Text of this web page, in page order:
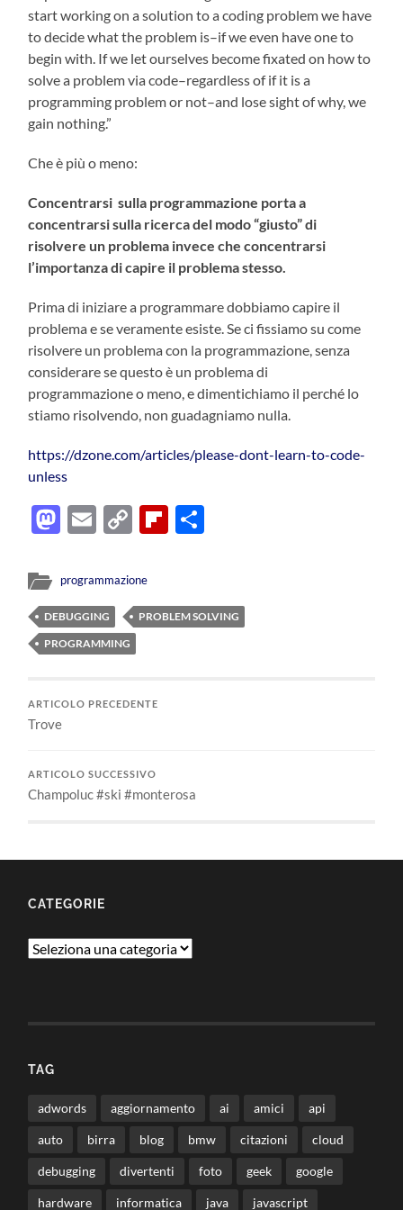
start working on a solution to a coding problem we have
to decide what the problem is–if we even have one to
begin with. If we let ourselves become fixated on how to
solve a problem via code–regardless of if it is a
programming problem or not–and lose sight of why, we
gain nothing.”
Che è più o meno:
Concentrarsi sulla programmazione porta a
concentrarsi sulla ricerca del modo “giusto” di
risolvere un problema invece che concentrarsi
l’importanza di capire il problema stesso.
Prima di iniziare a programmare dobbiamo capire il
problema e se veramente esiste. Se ci fissiamo su come
risolvere un problema con la programmazione, senza
considerare se questo è un problema di
programmazione o meno, e dimentichiamo il perché lo
stiamo risolvendo, non guadagniamo nulla.
https://dzone.com/articles/please-dont-learn-to-code-
unless
Mastodon
EmailCopyFlipboard
programmazione
DEBUGGING
PROBLEM SOLVING
PROGRAMMING
ARTICOLO PRECEDENTE
Trove
ARTICOLO SUCCESSIVO
Champoluc #ski #monterosa
CATEGORIE
Categorie
TAG
adwords aggiornamento ai amici api
auto birra blog bmw citazioni cloud
debugging divertenti foto geek google
hardware informatica java javascript